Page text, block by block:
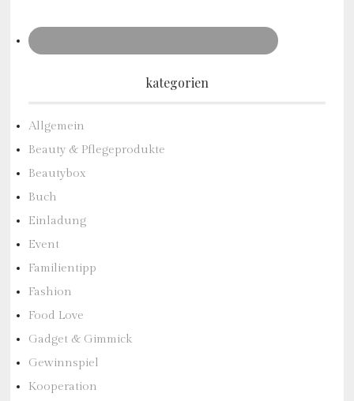
kategorien
Allgemein
Beauty & Pflegeprodukte
Beautybox
Buch
Einladung
Event
Familientipp
Fashion
Food Love
Gadget & Gimmick
Gewinnspiel
Kooperation